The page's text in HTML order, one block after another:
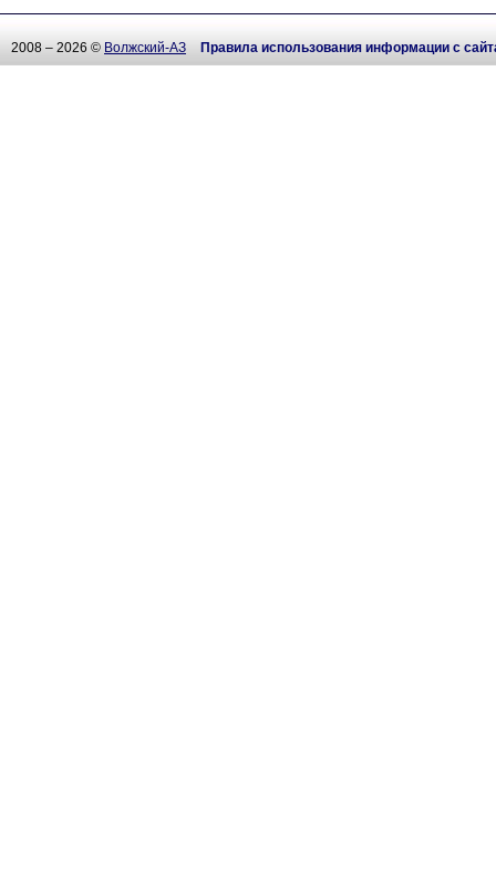
2008 – 2026 © Волжский-АЗ Правила использования информации с